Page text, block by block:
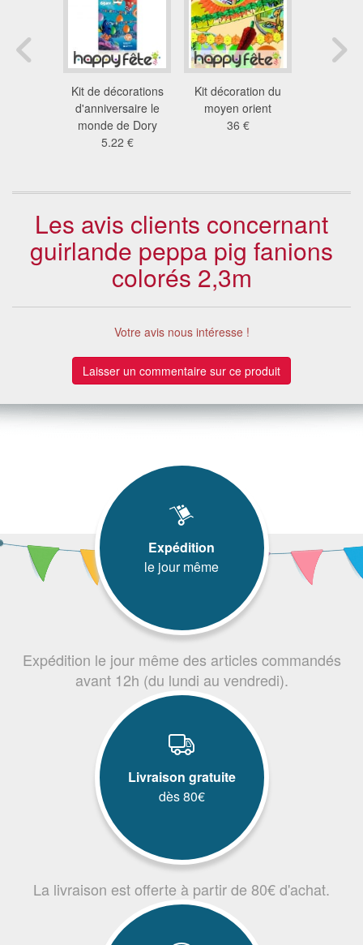
Kit de décorations
d'anniversaire le
monde de Dory
5.22 €
Kit décoration du
moyen orient
36 €
Les avis clients concernant
guirlande peppa pig fanions
colorés 2,3m
Votre avis nous intéresse !
Laisser un commentaire sur ce produit
Expédition
le jour même
Expédition le jour même des articles commandés
avant 12h (du lundi au vendredi).
Livraison gratuite
dès 80€
La livraison est offerte à partir de 80€ d'achat.